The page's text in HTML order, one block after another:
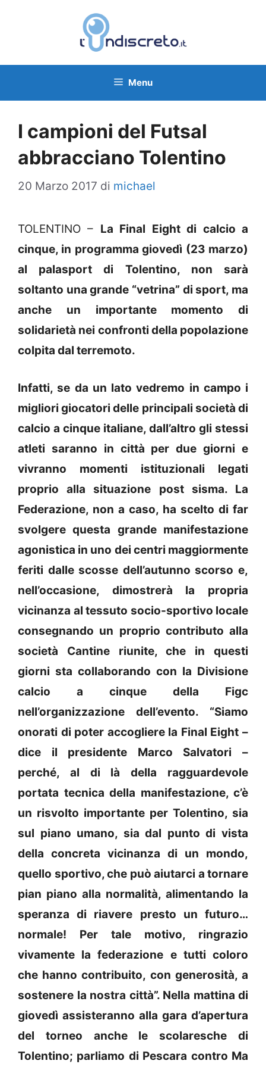
Menu
I campioni del Futsal
abbracciano Tolentino
20 Marzo 2017 di michael
TOLENTINO – La Final Eight di calcio a
cinque, in programma giovedì (23 marzo)
al palasport di Tolentino, non sarà
soltanto una grande “vetrina” di sport, ma
anche un importante momento di
solidarietà nei confronti della popolazione
colpita dal terremoto.
Infatti, se da un lato vedremo in campo i
migliori giocatori delle principali società di
calcio a cinque italiane, dall’altro gli stessi
atleti saranno in città per due giorni e
vivranno momenti istituzionali legati
proprio alla situazione post sisma. La
Federazione, non a caso, ha scelto di far
svolgere questa grande manifestazione
agonistica in uno dei centri maggiormente
feriti dalle scosse dell’autunno scorso e,
nell’occasione, dimostrerà la propria
vicinanza al tessuto socio-sportivo locale
consegnando un proprio contributo alla
società Cantine riunite, che in questi
giorni sta collaborando con la Divisione
calcio a cinque della Figc
nell’organizzazione dell’evento. “Siamo
onorati di poter accogliere la Final Eight –
dice il presidente Marco Salvatori –
perché, al di là della ragguardevole
portata tecnica della manifestazione, c’è
un risvolto importante per Tolentino, sia
sul piano umano, sia dal punto di vista
della concreta vicinanza di un mondo,
quello sportivo, che può aiutarci a tornare
pian piano alla normalità, alimentando la
speranza di riavere presto un futuro…
normale! Per tale motivo, ringrazio
vivamente la federazione e tutti coloro
che hanno contribuito, con generosità, a
sostenere la nostra città”. Nella mattina di
giovedì assisteranno alla gara d’apertura
del torneo anche le scolaresche di
Tolentino; parliamo di Pescara contro Ma